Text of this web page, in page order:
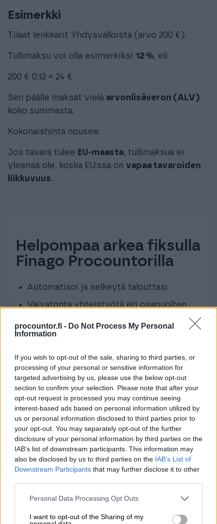
procountor.fi - Do Not Process My Personal
Information
If you wish to opt-out of the sale, sharing to third parties, or
processing of your personal or sensitive information for
targeted advertising by us, please use the below opt-out
section to confirm your selection. Please note that after your
opt-out request is processed you may continue seeing
interest-based ads based on personal information utilized by
us or personal information disclosed to third parties prior to
your opt-out. You may separately opt-out of the further
disclosure of your personal information by third parties on the
IAB’s list of downstream participants. This information may
also be disclosed by us to third parties on the IAB’s List of
Downstream Participants that may further disclose it to other
Please note that this website/app uses one or more Google
not limited to your visit or usage behaviour. You may click to
Personal Data Processing Opt Outs
I want to opt-out of the Sharing of my
Esimerkki
Tilaat lenkkarit Yhdysvalloista (arvo 200 €).
Tullimaksu voi olla esimerkiksi 12 %, eli:
200 € 0,12 = 24 €
Sen päälle maksat vielä arvonlisäveron (ALV)
koko summasta.
Kokonaishinta nousee.
Jos tavara tulee EU-maasta, tullimaksua ei
yleensä ole, koska EU:ssa on vapaa tavaroiden
liikkuvuus.
Helpompaa arkea fiksulla
Finago Procountorilla
Automatisoi ja selkeytä talouttasi
Vaivatonta yhteistyötä eri osapuolten
Sopii yritysmuodosta ja -koosta
Tutustu Finago Procountoriin
Yrittäjän taloushallinnon ja
kirjanpidon ohjelmisto
maksutta rajoitetun ajan!